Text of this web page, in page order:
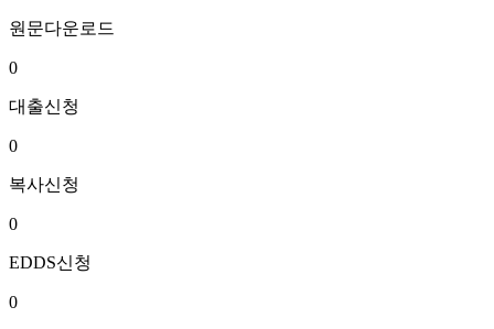
원문다운로드
0
대출신청
0
복사신청
0
EDDS신청
0